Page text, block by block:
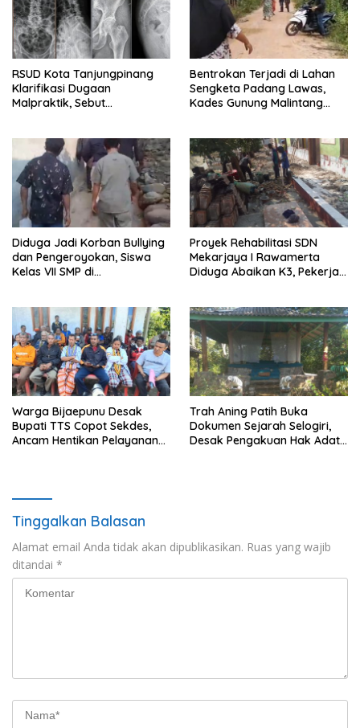
RSUD Kota Tanjungpinang
Klarifikasi Dugaan
Malpraktik, Sebut
Bentrokan Terjadi di Lahan
Sengketa Padang Lawas,
Kades Gunung Malintang
Diduga Jadi Korban Bullying
dan Pengeroyokan, Siswa
Kelas VII SMP di
Proyek Rehabilitasi SDN
Mekarjaya I Rawamerta
Diduga Abaikan K3, Pekerja
Warga Bijaepunu Desak
Bupati TTS Copot Sekdes,
Ancam Hentikan Pelayanan
Trah Aning Patih Buka
Dokumen Sejarah Selogiri,
Desak Pengakuan Hak Adat
Tinggalkan Balasan
Alamat email Anda tidak akan dipublikasikan. Ruas yang wajib
ditandai *